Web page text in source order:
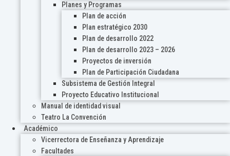
Planes y Programas
Plan de acción
Plan estratégico 2030
Plan de desarrollo 2022
Plan de desarrollo 2023 – 2026
Proyectos de inversión
Plan de Participación Ciudadana
Subsistema de Gestión Integral
Proyecto Educativo Institucional
Manual de identidad visual
Teatro La Convención
Académico
Vicerrectora de Enseñanza y Aprendizaje
Facultades